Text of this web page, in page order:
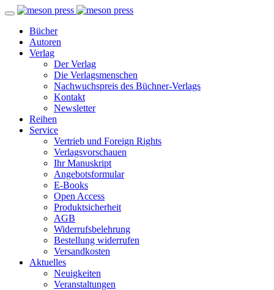
Bücher
Autoren
Verlag
Der Verlag
Die Verlagsmenschen
Nachwuchspreis des Büchner-Verlags
Kontakt
Newsletter
Reihen
Service
Vertrieb und Foreign Rights
Verlagsvorschauen
Ihr Manuskript
Angebotsformular
E-Books
Open Access
Produktsicherheit
AGB
Widerrufsbelehrung
Bestellung widerrufen
Versandkosten
Aktuelles
Neuigkeiten
Veranstaltungen